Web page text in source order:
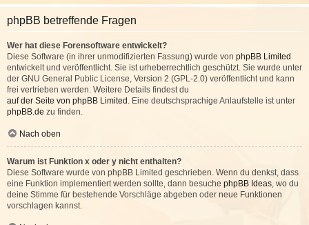
phpBB betreffende Fragen
Wer hat diese Forensoftware entwickelt?
Diese Software (in ihrer unmodifizierten Fassung) wurde von phpBB Limited
entwickelt und veröffentlicht. Sie ist urheberrechtlich geschützt. Sie wurde unter
der GNU General Public License, Version 2 (GPL-2.0) veröffentlicht und kann
frei vertrieben werden. Weitere Details findest du
auf der Seite von phpBB Limited . Eine deutschsprachige Anlaufstelle ist unter
phpBB.de zu finden.
Nach oben
Warum ist Funktion x oder y nicht enthalten?
Diese Software wurde von phpBB Limited geschrieben. Wenn du denkst, dass
eine Funktion implementiert werden sollte, dann besuche phpBB Ideas, wo du
deine Stimme für bestehende Vorschläge abgeben oder neue Funktionen
vorschlagen kannst.